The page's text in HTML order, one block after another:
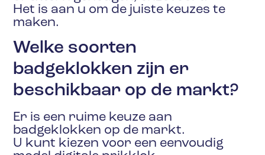
Het is aan u om de juiste keuzes te
maken.
Welke soorten
badgeklokken zijn er
beschikbaar op de markt?
Er is een ruime keuze aan
badgeklokken op de markt.
U kunt kiezen voor een eenvoudig